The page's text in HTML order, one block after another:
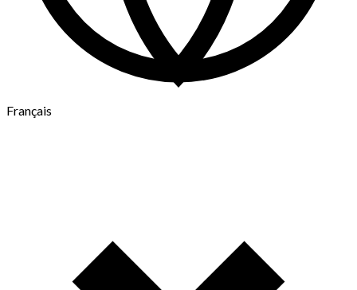
Français